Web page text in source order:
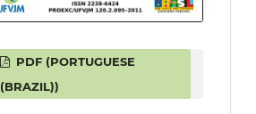
PDF (PORTUGUESE
(BRAZIL))